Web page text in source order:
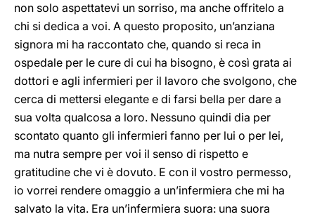
non solo aspettatevi un sorriso, ma anche offritelo a
chi si dedica a voi. A questo proposito, un’anziana
signora mi ha raccontato che, quando si reca in
ospedale per le cure di cui ha bisogno, è così grata ai
dottori e agli infermieri per il lavoro che svolgono, che
cerca di mettersi elegante e di farsi bella per dare a
sua volta qualcosa a loro. Nessuno quindi dia per
scontato quanto gli infermieri fanno per lui o per lei,
ma nutra sempre per voi il senso di rispetto e
gratitudine che vi è dovuto. E con il vostro permesso,
io vorrei rendere omaggio a un’infermiera che mi ha
salvato la vita. Era un’infermiera suora: una suora